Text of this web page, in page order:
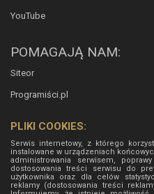
YouTube
POMAGAJĄ NAM:
Siteor
Programiści.pl
PLIKI COOKIES:
Serwis internetowy, z którego
instalowane w urządzeniach
administrowania serwisem,
dostosowania treści serwisu do
użytkownika oraz dla celów
reklamy (dostosowania treści